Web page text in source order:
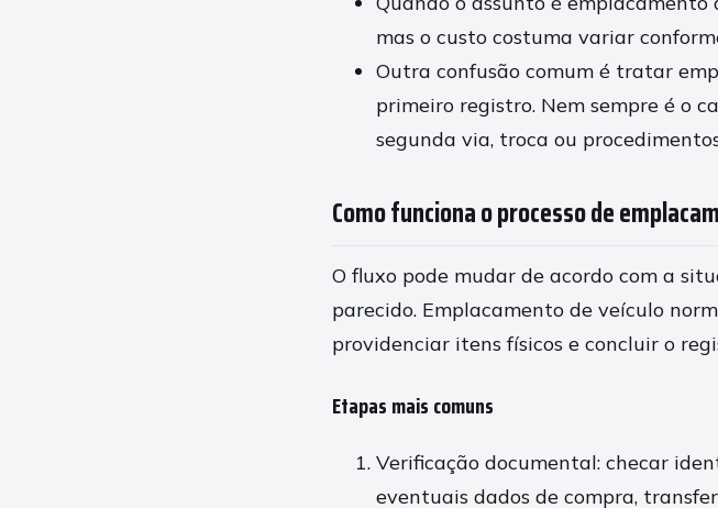
mas o custo costuma variar
Outra confusão comum é tratar
primeiro registro. Nem sempre é o
segunda via, troca ou
Como funciona o processo de
O fluxo pode mudar de acordo com a
parecido. Emplacamento de veículo
providenciar itens físicos e concluir o
Etapas mais comuns
Verificação documental: checar
eventuais dados de compra,